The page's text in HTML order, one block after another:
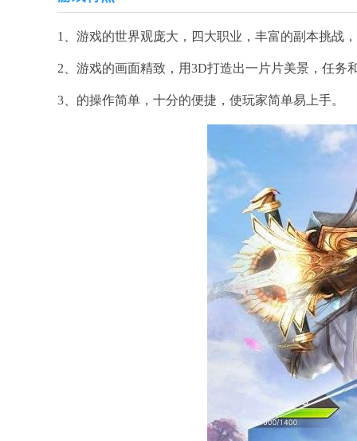
1、游戏的世界观庞大，四大职业，丰富的副本挑战
2、游戏的画面精致，用3D打造出一片片美景，任务
3、的操作简单，十分的便捷，使玩家简单易上手。